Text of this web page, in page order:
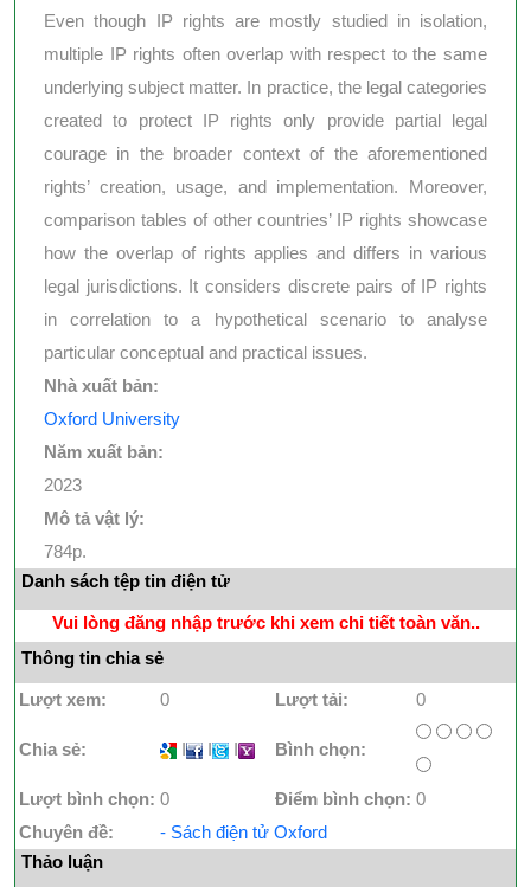
Even though IP rights are mostly studied in isolation,
multiple IP rights often overlap with respect to the same
underlying subject matter. In practice, the legal categories
created to protect IP rights only provide partial legal
courage in the broader context of the aforementioned
rights’ creation, usage, and implementation. Moreover,
comparison tables of other countries’ IP rights showcase
how the overlap of rights applies and differs in various
legal jurisdictions. It considers discrete pairs of IP rights
in correlation to a hypothetical scenario to analyse
particular conceptual and practical issues.
Nhà xuất bản:
Oxford University
Năm xuất bản:
2023
Mô tả vật lý:
784p.
Danh sách tệp tin điện tử
Vui lòng đăng nhập trước khi xem chi tiết toàn văn..
Thông tin chia sẻ
Lượt xem: 0 Lượt tải: 0
Chia sẻ: I I I Bình chọn:
Lượt bình chọn: 0 Điểm bình chọn: 0
Chuyên đề:
- Sách điện tử Oxford
Thảo luận